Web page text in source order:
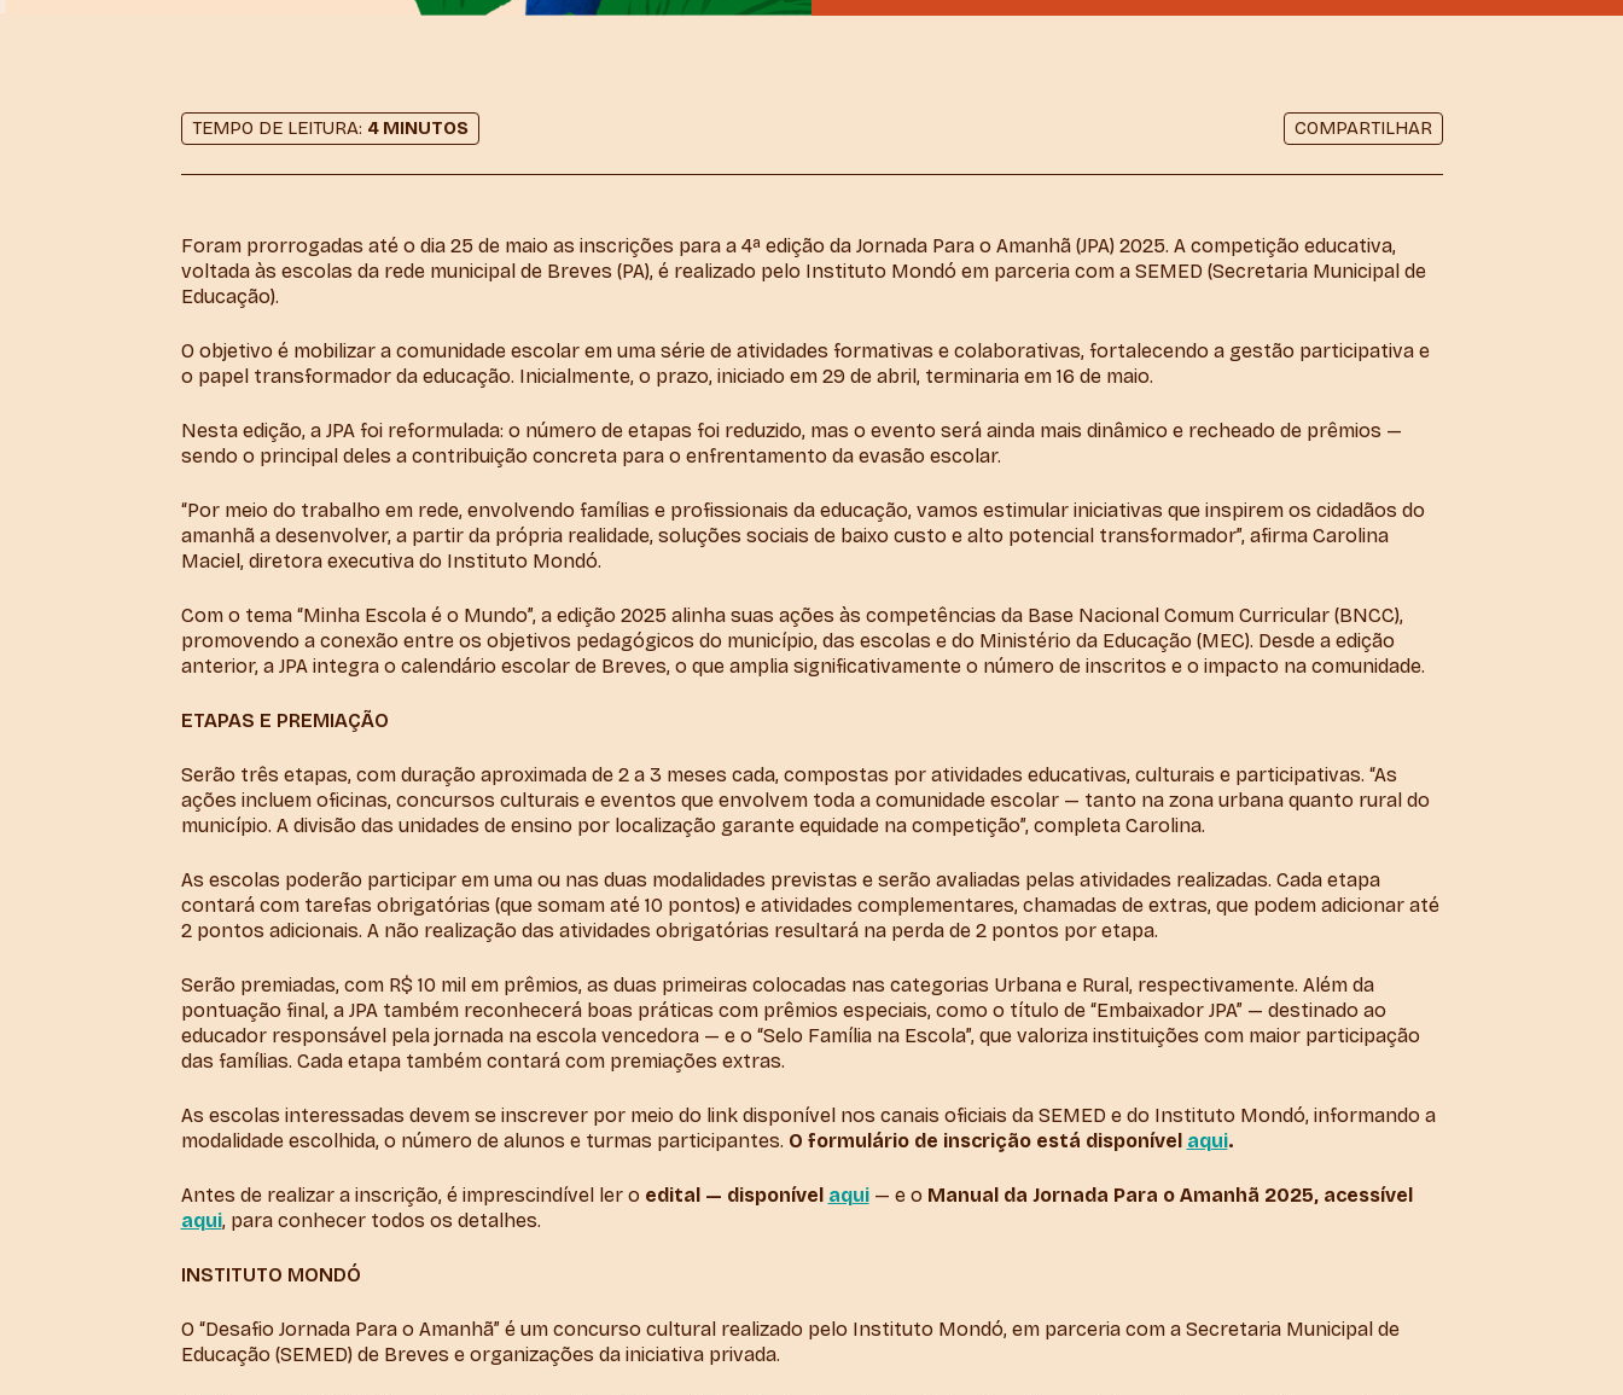
TEMPO DE LEITURA: 4 MINUTOS COMPARTILHAR
Foram prorrogadas até o dia 25 de maio as inscrições para a 4ª edição da Jornada Para o Amanhã (JPA) 2025. A competição educativa,
voltada às escolas da rede municipal de Breves (PA), é realizado pelo Instituto Mondó em parceria com a SEMED (Secretaria Municipal de
Educação).
O objetivo é mobilizar a comunidade escolar em uma série de atividades formativas e colaborativas, fortalecendo a gestão participativa e
o papel transformador da educação. Inicialmente, o prazo, iniciado em 29 de abril, terminaria em 16 de maio.
Nesta edição, a JPA foi reformulada: o número de etapas foi reduzido, mas o evento será ainda mais dinâmico e recheado de prêmios —
sendo o principal deles a contribuição concreta para o enfrentamento da evasão escolar.
“Por meio do trabalho em rede, envolvendo famílias e profissionais da educação, vamos estimular iniciativas que inspirem os cidadãos do
amanhã a desenvolver, a partir da própria realidade, soluções sociais de baixo custo e alto potencial transformador”, afirma Carolina
Maciel, diretora executiva do Instituto Mondó.
Com o tema “Minha Escola é o Mundo”, a edição 2025 alinha suas ações às competências da Base Nacional Comum Curricular (BNCC),
promovendo a conexão entre os objetivos pedagógicos do município, das escolas e do Ministério da Educação (MEC). Desde a edição
anterior, a JPA integra o calendário escolar de Breves, o que amplia significativamente o número de inscritos e o impacto na comunidade.
ETAPAS E PREMIAÇÃO
Serão três etapas, com duração aproximada de 2 a 3 meses cada, compostas por atividades educativas, culturais e participativas. “As
ações incluem oficinas, concursos culturais e eventos que envolvem toda a comunidade escolar — tanto na zona urbana quanto rural do
município. A divisão das unidades de ensino por localização garante equidade na competição”, completa Carolina.
As escolas poderão participar em uma ou nas duas modalidades previstas e serão avaliadas pelas atividades realizadas. Cada etapa
contará com tarefas obrigatórias (que somam até 10 pontos) e atividades complementares, chamadas de extras, que podem adicionar até
2 pontos adicionais. A não realização das atividades obrigatórias resultará na perda de 2 pontos por etapa.
Serão premiadas, com R$ 10 mil em prêmios, as duas primeiras colocadas nas categorias Urbana e Rural, respectivamente. Além da
pontuação final, a JPA também reconhecerá boas práticas com prêmios especiais, como o título de “Embaixador JPA” — destinado ao
educador responsável pela jornada na escola vencedora — e o “Selo Família na Escola”, que valoriza instituições com maior participação
das famílias. Cada etapa também contará com premiações extras.
As escolas interessadas devem se inscrever por meio do link disponível nos canais oficiais da SEMED e do Instituto Mondó, informando a
modalidade escolhida, o número de alunos e turmas participantes. O formulário de inscrição está disponível aqui.
Antes de realizar a inscrição, é imprescindível ler o edital — disponível aqui— e o Manual da Jornada Para o Amanhã 2025, acessível
aqui, para conhecer todos os detalhes.
INSTITUTO MONDÓ
O “Desafio Jornada Para o Amanhã” é um concurso cultural realizado pelo Instituto Mondó, em parceria com a Secretaria Municipal de
Educação (SEMED) de Breves e organizações da iniciativa privada.